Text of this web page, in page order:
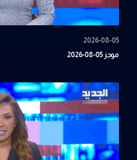
2026-08-05
موجز 05-08-2026